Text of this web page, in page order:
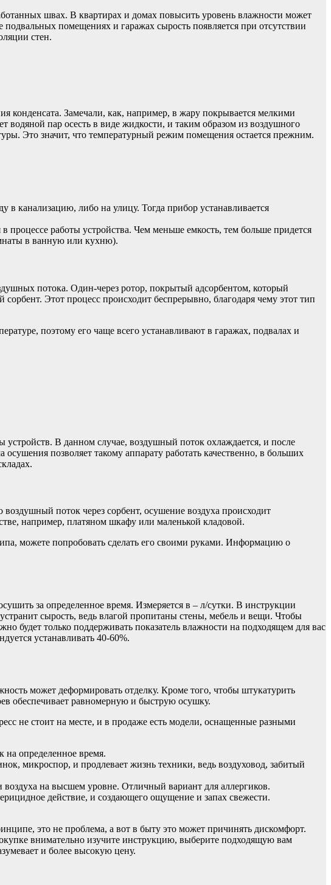
швах. В квартирах и домах повысить уровень влажности может
помещениях и гаражах сырость появляется при отсутствии
стен.
конденсата. Замечали, как, например, в жару покрывается мелкими
водяной пар осесть в виде жидкости, и таким образом из воздушного
Это значит, что температурный режим помещения остается прежним.
канализацию, либо на улицу. Тогда прибор устанавливается
процессе работы устройства. Чем меньше емкость, тем больше придется
в ванную или кухню).
потока. Один-через ротор, покрытый адсорбентом, который
Этот процесс происходит беспрерывно, благодаря чему этот тип
поэтому его чаще всего устанавливают в гаражах, подвалах и
В данном случае, воздушный поток охлаждается, и после
позволяет такому аппарату работать качественно, в больших
поток через сорбент, осушение воздуха происходит
например, платяном шкафу или маленькой кладовой.
можете попробовать сделать его своими руками. Информацию о
за определенное время. Измеряется в – л/сутки. В инструкции
сырость, ведь влагой пропитаны стены, мебель и вещи. Чтобы
будет только поддерживать показатель влажности на подходящем для вас
устанавливать 40-60%.
может деформировать отделку. Кроме того, чтобы штукатурить
обеспечивает равномерную и быструю осушку.
не стоит на месте, и в продаже есть модели, оснащенные разными
на определенное время.
микроспор, и продлевает жизнь техники, ведь воздуховод, забитый
на высшем уровне. Отличный вариант для аллергиков.
действие, и создающего ощущение и запах свежести.
это не проблема, а вот в быту это может причинять дискомфорт.
внимательно изучите инструкцию, выберите подходящую вам
и более высокую цену.